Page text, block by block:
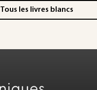
Tous les livres blancs